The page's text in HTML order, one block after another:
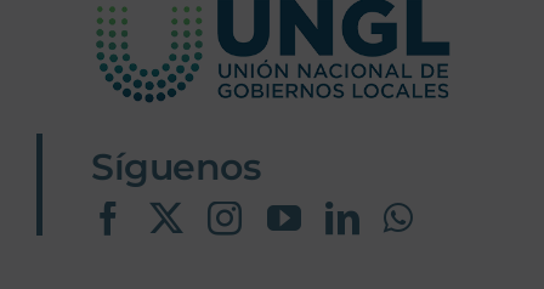
Síguenos